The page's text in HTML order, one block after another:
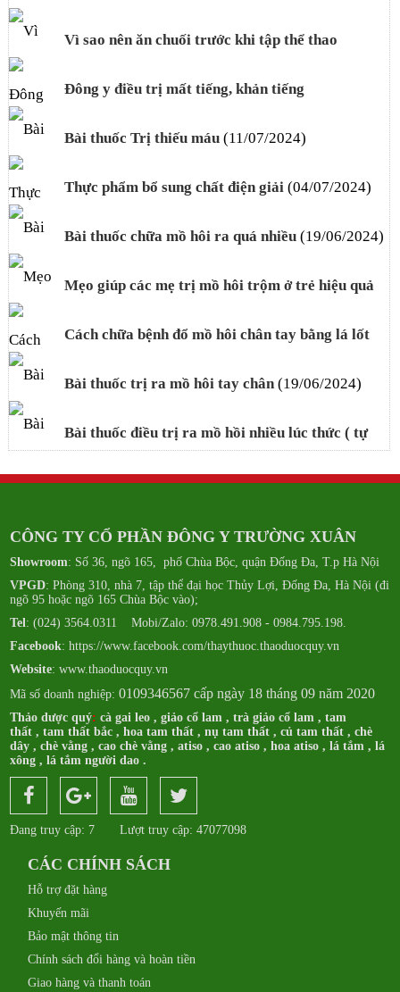
nhiệt) (12/07/2024)
Vì sao nên ăn chuối trước khi tập thể thao
(12/07/2024)Đông y điều trị mất tiếng, khản tiếng
(12/07/2024)Bài thuốc Trị thiếu máu (11/07/2024)
Thực phẩm bổ sung chất điện giải (04/07/2024)
Bài thuốc chữa mồ hôi ra quá nhiều (19/06/2024)
Mẹo giúp các mẹ trị mồ hôi trộm ở trẻ hiệu quả
(19/06/2024)Cách chữa bệnh đổ mồ hôi chân tay bằng lá lốt
(19/06/2024)Bài thuốc trị ra mồ hôi tay chân (19/06/2024)
Bài thuốc điều trị ra mồ hồi nhiều lúc thức ( tự
hãn)(19/06/2024)
CÔNG TY CỔ PHẦN ĐÔNG Y TRƯỜNG XUÂN
Showroom: Số 36, ngõ 165, phố Chùa Bộc, quận Đống Đa, T.p Hà Nội
VPGD: Phòng 310, nhà 7, tập thể đại học Thủy Lợi, Đống Đa, Hà Nội (đi
ngõ 95 hoặc ngõ 165 Chùa Bộc vào);
Tel: (024) 3564.0311 Mobi/Zalo: 0978.491.908 - 0984.795.198.
Facebook:https://www.facebook.com/thaythuoc.thaoduocquy.vn
Website: www.thaoduocquy.vn
Mã số doanh nghiệp:0109346567 cấp ngày 18 tháng 09 năm 2020
Thảo dược quý:cà gai leo ,giảo cổ lam ,trà giảo cổ lam ,tam
thất ,tam thất bắc ,hoa tam thất ,nụ tam thất ,củ tam thất ,chè
dây ,chè vằng ,cao chè vằng ,atiso ,cao atiso ,hoa atiso ,lá tắm ,lá
xông ,lá tắm người dao .
Đang truy cập: 7 Lượt truy cập: 47077098
CÁC CHÍNH SÁCH
Hỗ trợ đặt hàng
Khuyến mãi
Bảo mật thông tin
Chính sách đổi hàng và hoàn tiền
Giao hàng và thanh toán